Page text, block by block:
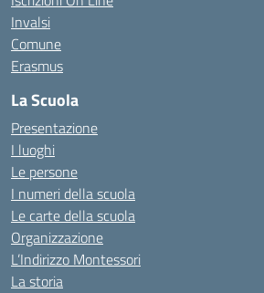
Invalsi
Comune
Erasmus
La Scuola
Presentazione
I luoghi
Le persone
I numeri della scuola
Le carte della scuola
Organizzazione
L’Indirizzo Montessori
La storia